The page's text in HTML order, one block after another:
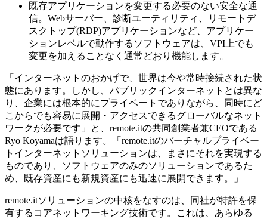
既存アプリケーションを変更する必要のない安全な通
信。Webサーバー、診断ユーティリティ、リモートデ
スクトップ(RDP)アプリケーションなど、アプリケー
ションレベルで動作するソフトウェアは、VPI上でも
変更を加えることなく通常どおり機能します。
「インターネットのおかげで、世界は今や常時接続された状
態にあります。しかし、パブリックインターネットとは異な
り、企業には根本的にプライベートでありながら、同時にど
こからでも容易に展開・アクセスできるグローバルなネット
ワークが必要です」と、remote.itの共同創業者兼CEOである
Ryo Koyamaは語ります。「remote.itのバーチャルプライベー
トインターネットソリューションは、まさにそれを実現する
ものであり、ソフトウェアのみのソリューションであるた
め、既存資産にも新規資産にも迅速に展開できます。」
remote.itソリューションの中核をなすのは、同社が特許を保
有するコアネットワーキング技術です。これは、あらゆる